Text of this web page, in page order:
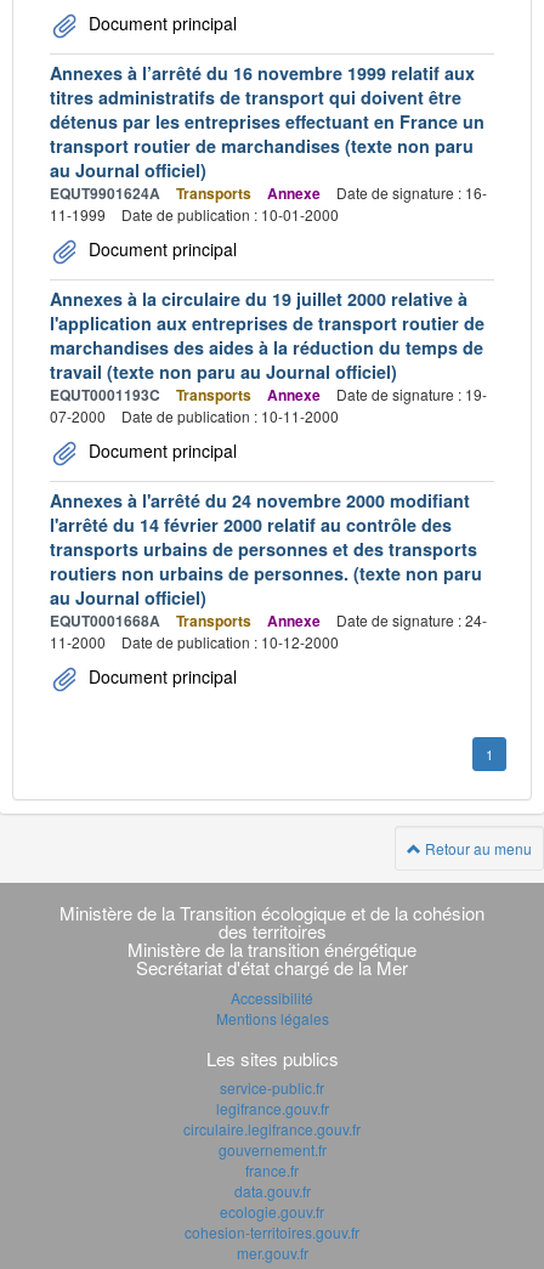
Document principal
Annexes à l’arrêté du 16 novembre 1999 relatif aux
titres administratifs de transport qui doivent être
détenus par les entreprises effectuant en France un
transport routier de marchandises (texte non paru
au Journal officiel)
EQUT9901624A Transports Annexe
Date de signature : 16-
11-1999
Date de publication : 10-01-2000
Document principal
Annexes à la circulaire du 19 juillet 2000 relative à
l'application aux entreprises de transport routier de
marchandises des aides à la réduction du temps de
travail (texte non paru au Journal officiel)
EQUT0001193C Transports Annexe
Date de signature : 19-
07-2000
Date de publication : 10-11-2000
Document principal
Annexes à l'arrêté du 24 novembre 2000 modifiant
l'arrêté du 14 février 2000 relatif au contrôle des
transports urbains de personnes et des transports
routiers non urbains de personnes. (texte non paru
au Journal officiel)
EQUT0001668A Transports Annexe
Date de signature : 24-
11-2000
Date de publication : 10-12-2000
Document principal
1
Retour au menu
Navigation
transverse
Ministère de la Transition écologique et de la cohésion
des territoires
Ministère de la transition énérgétique
Secrétariat d'état chargé de la Mer
Accessibilité
Mentions légales
Les sites publics
service-public.fr
legifrance.gouv.fr
circulaire.legifrance.gouv.fr
gouvernement.fr
france.fr
data.gouv.fr
ecologie.gouv.fr
cohesion-territoires.gouv.fr
mer.gouv.fr